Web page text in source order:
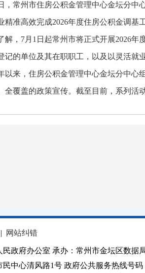
，常州市住房公积金管理中心金坛分中
精准高效完成2026年度住房公积金调基
解，7月1日起常州市将正式开展2026年
记的单位及其在职职工，以及以灵活就
以来，住房公积金管理中心金坛分中心
全覆盖的政策宣传。截至目前，系列活
| 网站纠错
民政府办公室 承办：常州市金坛区数据
中心清风路1号 政府公共服务热线号码